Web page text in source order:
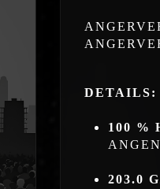
DETAILS:
100 %
203.0